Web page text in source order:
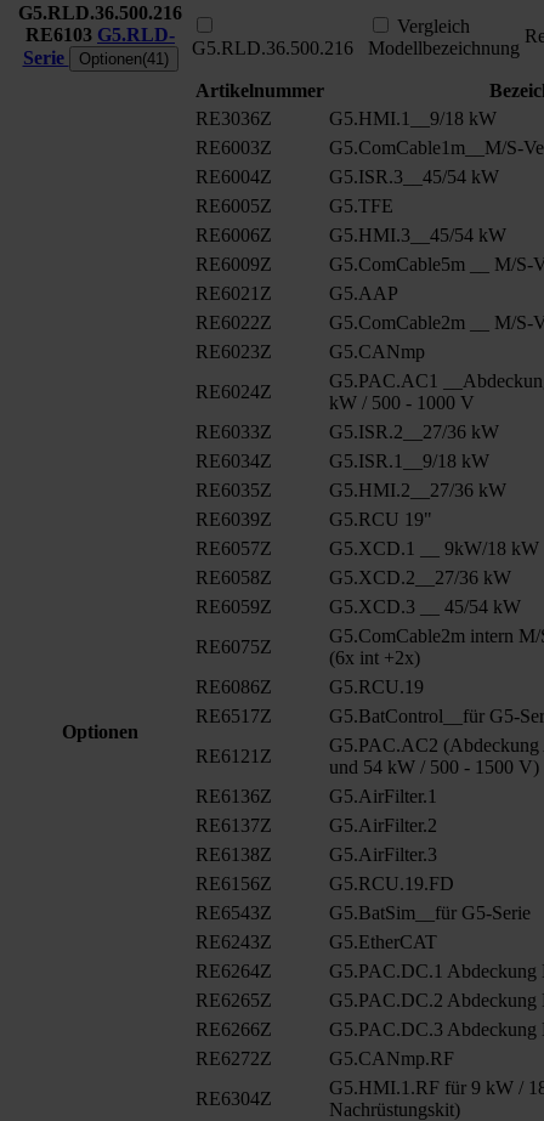
G5.RLD.36.500.216
RE6103 G5.RLD-
Serie
Optionen(41)
G5.RLD.36.500.216
Vergleich
Modellbezeichnung
Optionen
Artikelnummer
RE3036Z
G5.HMI.1__9/18 kW
RE6003Z
G5.ComCable1m__M/S-
RE6004Z
G5.ISR.3__45/54 kW
RE6005Z
G5.TFE
RE6006Z
G5.HMI.3__45/54 kW
RE6009Z
G5.ComCable5m __ M/S-
RE6021Z
G5.AAP
RE6022Z
G5.ComCable2m __ M/S-
RE6023Z
G5.CANmp
RE6024Z
G5.PAC.AC1
kW / 500 - 1000 V
RE6033Z
G5.ISR.2__27/36 kW
RE6034Z
G5.ISR.1__9/18 kW
RE6035Z
G5.HMI.2__27/36 kW
RE6039Z
G5.RCU 19"
RE6057Z
G5.XCD.1 __ 9kW/18 kW
RE6058Z
G5.XCD.2__27/36 kW
RE6059Z
G5.XCD.3 __ 45/54 kW
RE6075Z
G5.ComCable2m intern
(6x int +2x)
RE6086Z
G5.RCU.19
RE6517Z
G5.BatControl__für G5-
RE6121Z
G5.PAC.AC2
und 54 kW / 500 - 1500 V)
RE6136Z
G5.AirFilter.1
RE6137Z
G5.AirFilter.2
RE6138Z
G5.AirFilter.3
RE6156Z
G5.RCU.19.FD
RE6543Z
G5.BatSim__für G5-Serie
RE6243Z
G5.EtherCAT
RE6264Z
G5.PAC.DC.1
RE6265Z
G5.PAC.DC.2
RE6266Z
G5.PAC.DC.3
RE6272Z
G5.CANmp.RF
RE6304Z
G5.HMI.1.RF für 9 kW /
Nachrüstungskit)